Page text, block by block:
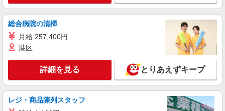
与 日額4,500円 9:45〜14:00 ※お昼休憩60分
派遣社員
株式会社ニジキャリア
【時給】1250円 【月給例】220,000円 1250(時
【勤務地】静岡県静岡市清水区七ツ新屋 【ラ
ンドマーク】 JR草薙駅から自転車で7分
キープ 詳細を見る
総合病院の清掃
月給 257,400円
港区
詳細を見る とりあえずキープ
レジ・商品陳列スタッフ